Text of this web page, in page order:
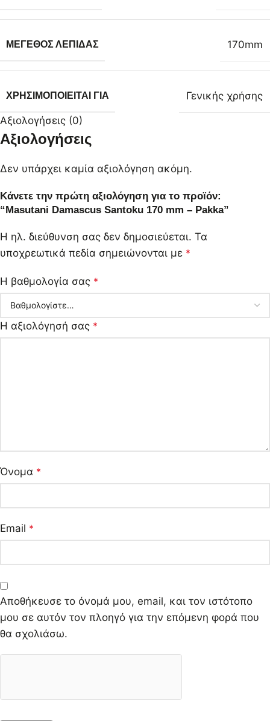
ΜΈΓΕΘΟΣ ΛΕΠΊΔΑΣ 170mm
ΧΡΗΣΙΜΟΠΟΙΕΊΤΑΙ ΓΙΑ Γενικής χρήσης
Αξιολογήσεις (0)
Αξιολογήσεις
Δεν υπάρχει καμία αξιολόγηση ακόμη.
Κάνετε την πρώτη αξιολόγηση για το προϊόν:
“Masutani Damascus Santoku 170 mm – Pakka”
Η ηλ. διεύθυνση σας δεν δημοσιεύεται. Τα
υποχρεωτικά πεδία σημειώνονται με *
Η βαθμολογία σας *
Η αξιολόγησή σας *
Όνομα *
Email *
Αποθήκευσε το όνομά μου, email, και τον ιστότοπο
μου σε αυτόν τον πλοηγό για την επόμενη φορά που
θα σχολιάσω.